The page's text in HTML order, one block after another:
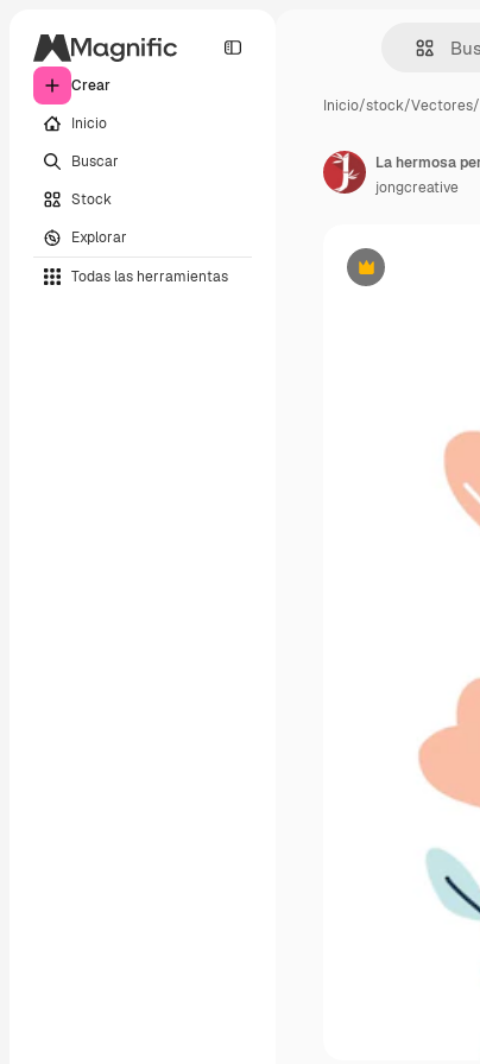
Crear
Inicio
Buscar
Stock
Explorar
Todas las herramientas
Inicio/stock/Vectores/
Premium
jongcreative